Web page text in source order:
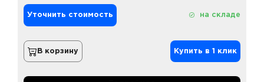
Уточнить стоимость на складе
В корзину Купить в 1 клик